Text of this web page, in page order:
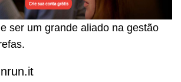
ser um grande aliado na gestão